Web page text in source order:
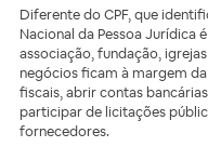
Diferente do CPF, que
Nacional da Pessoa Jurídica
associação, fundação,
negócios ficam à margem
fiscais, abrir contas
participar de licitações
fornecedores.